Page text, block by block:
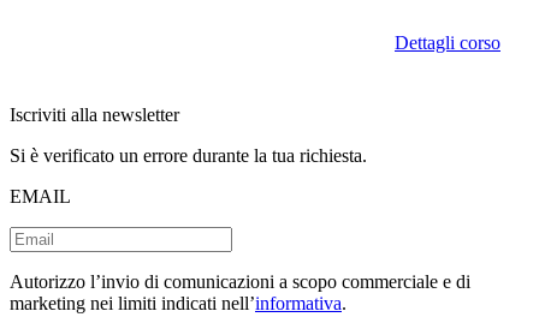
Dettagli corso
Iscriviti alla newsletter
Si è verificato un errore durante la tua richiesta.
EMAIL
Autorizzo l’invio di comunicazioni a scopo commerciale e di
marketing nei limiti indicati nell’informativa.